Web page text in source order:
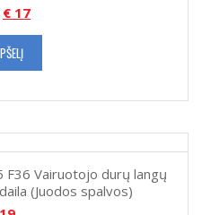
€ 17
F36 Vairuotojo durų langų
(Juodos spalvos)